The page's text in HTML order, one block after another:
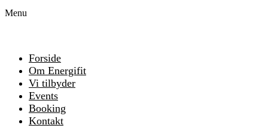
Menu
Forside
Om Energifit
Vi tilbyder
Events
Booking
Kontakt